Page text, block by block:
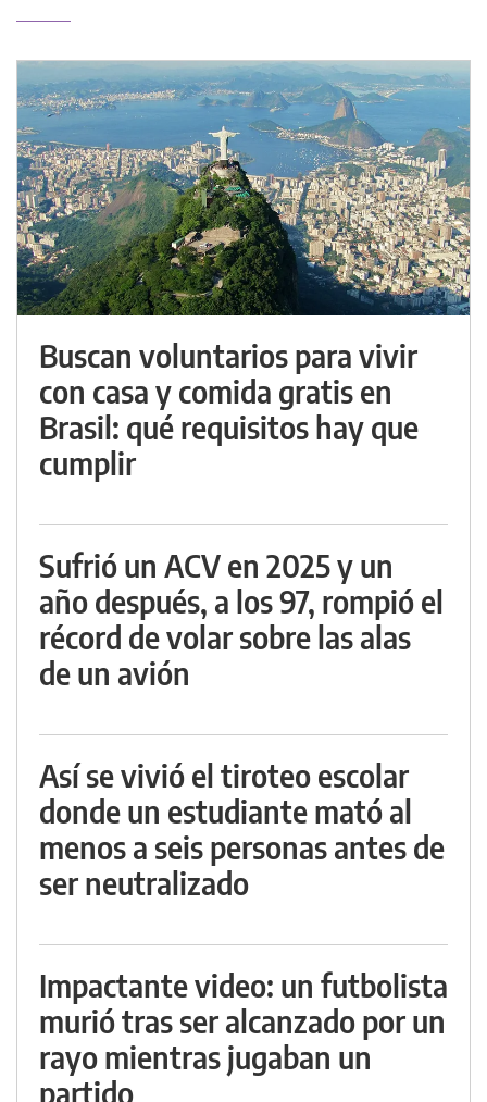
Buscan voluntarios para vivir
con casa y comida gratis en
Brasil: qué requisitos hay que
cumplir
Sufrió un ACV en 2025 y un
año después, a los 97, rompió el
récord de volar sobre las alas
de un avión
Así se vivió el tiroteo escolar
donde un estudiante mató al
menos a seis personas antes de
ser neutralizado
Impactante video: un futbolista
murió tras ser alcanzado por un
rayo mientras jugaban un
partido